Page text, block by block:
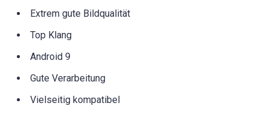
Extrem gute Bildqualität
Top Klang
Android 9
Gute Verarbeitung
Vielseitig kompatibel